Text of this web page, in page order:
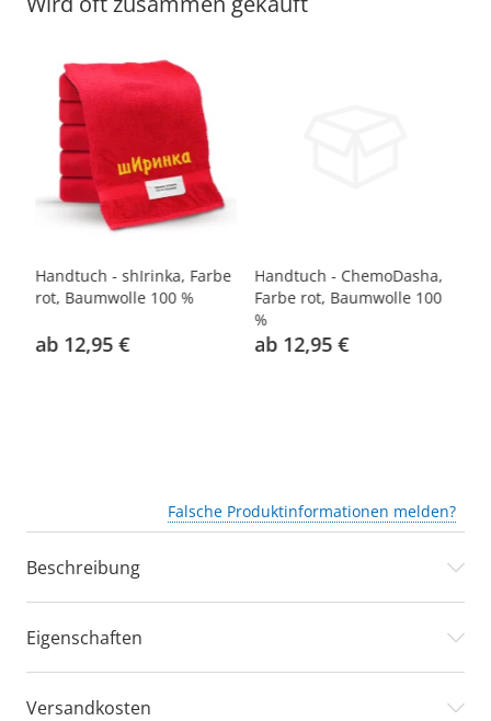
Handtuch - shIrinka, Farbe
rot, Baumwolle 100 %
ab 12,95 €
Handtuch - ChemoDasha,
Farbe rot, Baumwolle 100
%
ab 12,95 €
Falsche Produktinformationen melden?
Beschreibung
Eigenschaften
Versandkosten